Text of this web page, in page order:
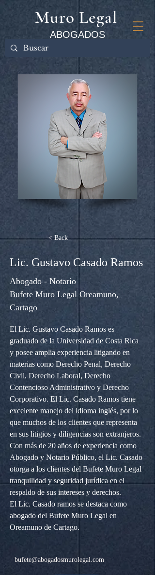
Muro Legal
ABOGADOS
< Back
Lic. Gustavo Casado Ramos
Abogado - Notario
Bufete Muro Legal Oreamuno,
Cartago
El Lic. Gustavo Casado Ramos es
graduado de la Universidad de Costa Rica
y posee amplia experiencia litigando en
materias como Derecho Penal, Derecho
Civil, Derecho Laboral, Derecho
Contencioso Administrativo y Derecho
Corporativo. El Lic. Casado Ramos tiene
excelente manejo del idioma inglés, por lo
que muchos de los clientes que representa
en sus litigios y diligencias son extranjeros.
Con más de 20 años de experiencia como
Abogado y Notario Público, el Lic. Casado
otorga a los clientes del Bufete Muro Legal
tranquilidad y seguridad jurídica en el
respaldo de sus intereses y derechos.
El Lic. Casado ramos se destaca como
abogado del Bufete Muro Legal en
Oreamuno de Cartago.
bufete@abogadosmurolegal.com